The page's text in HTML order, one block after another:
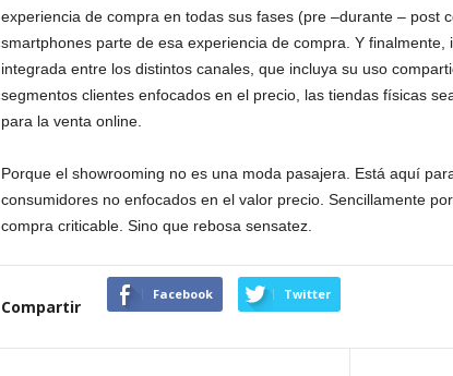
experiencia de compra en todas sus fases (pre –durante – post
smartphones parte de esa experiencia de compra. Y finalmente,
integrada entre los distintos canales, que incluya su uso
segmentos clientes enfocados en el precio, las tiendas físicas
para la venta online.
Porque el showrooming no es una moda pasajera. Está aquí
consumidores no enfocados en el valor precio. Sencillamente
compra criticable. Sino que rebosa sensatez.
Compartir
Facebook Twitter